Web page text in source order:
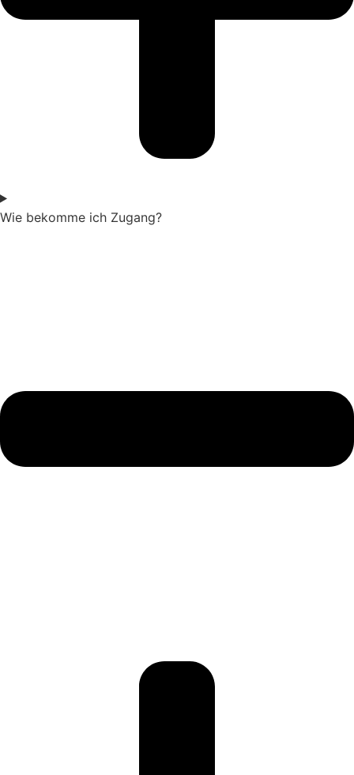
Wie bekomme ich Zugang?